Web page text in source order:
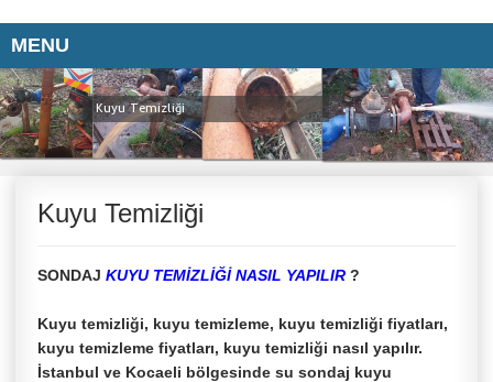
MENU
Kuyu Temizliği
Kuyu Temizliği
SONDAJ KUYU TEMİZLİĞİ NASIL YAPILIR?
Kuyu temizliği, kuyu temizleme, kuyu temizliği fiyatları,
kuyu temizleme fiyatları, kuyu temizliği nasıl yapılır.
İstanbul ve Kocaeli bölgesinde su sondaj kuyu